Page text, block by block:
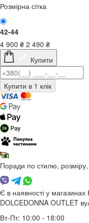
Розмірна сітка
42-44
4 900 ₴ 2 490 ₴
Купити
Поради по стилю,
Є в наявності у магазинах
DOLCEDONNA OUTLET
Вт-Пт: 10:00 - 18:00